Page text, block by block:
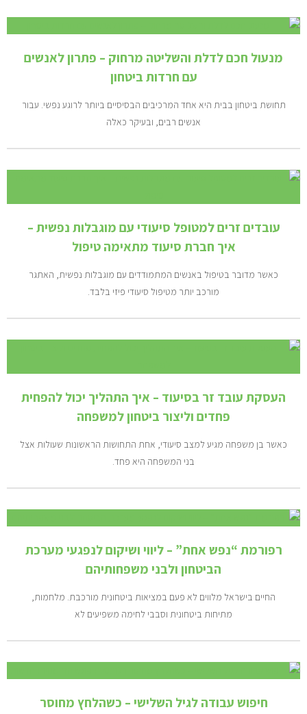
מנעול חכם לדלת והשליטה מרחוק – פתרון לאנשים
עם חרדות ביטחון
תחושת ביטחון בבית היא אחד המרכיבים הבסיסיים ביותר לרוגע נפשי. עבור
אנשים רבים, ובעיקר כאלה
עובדים זרים למטופל סיעודי עם מוגבלות נפשית –
איך חברת סיעוד מתאימה טיפול
כאשר מדובר בטיפול באנשים המתמודדים עם מוגבלות נפשית, האתגר
מורכב יותר מטיפול סיעודי פיזי בלבד.
העסקת עובד זר בסיעוד – איך התהליך יכול להפחית
פחדים וליצור ביטחון למשפחה
כאשר בן משפחה מגיע למצב סיעודי, אחת התחושות הראשונות שעולות אצל
בני המשפחה היא פחד.
רפורמת “נפש אחת” – ליווי ושיקום לנפגעי מערכת
הביטחון ולבני משפחותיהם
החיים בישראל מלווים לא פעם במציאות ביטחונית מורכבת. מלחמות,
מתיחות ביטחונית וסבבי לחימה משפיעים לא
חיפוש עבודה לגיל השלישי – כשהלחץ מחוסר